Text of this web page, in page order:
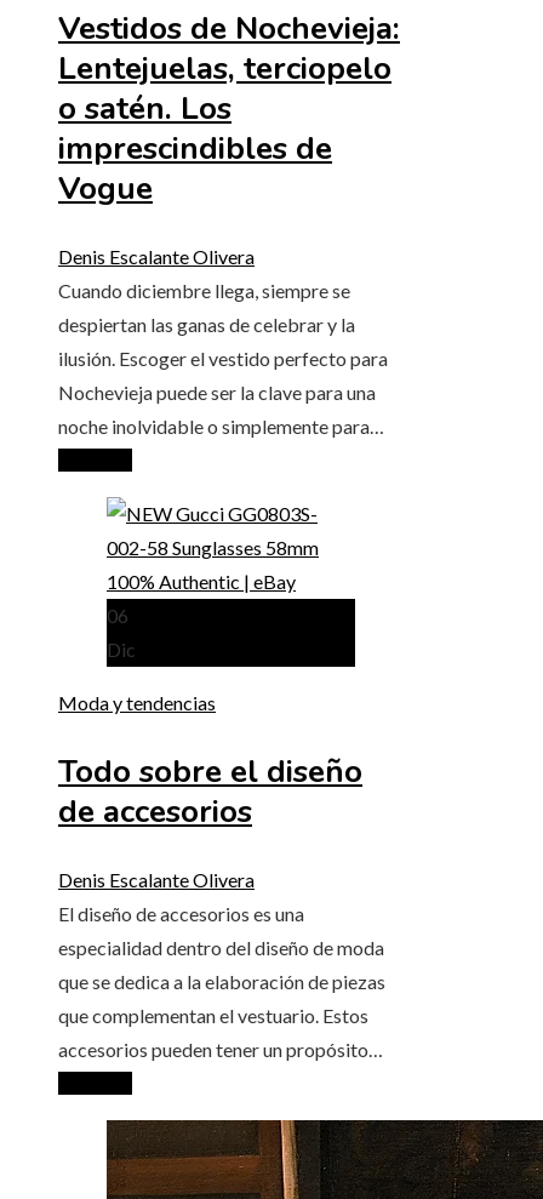
Vestidos de Nochevieja:
Lentejuelas, terciopelo
o satén. Los
imprescindibles de
Vogue
Denis Escalante Olivera
Cuando diciembre llega, siempre se
despiertan las ganas de celebrar y la
ilusión. Escoger el vestido perfecto para
Nochevieja puede ser la clave para una
noche inolvidable o simplemente para…
06
Dic
Moda y tendencias
Todo sobre el diseño
de accesorios
Denis Escalante Olivera
El diseño de accesorios es una
especialidad dentro del diseño de moda
que se dedica a la elaboración de piezas
que complementan el vestuario. Estos
accesorios pueden tener un propósito…